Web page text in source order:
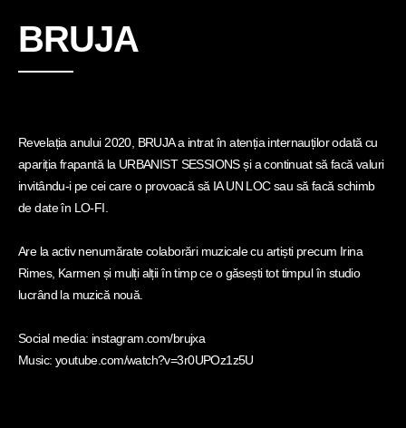
BRUJA
Revelația anului 2020, BRUJA a intrat în atenția internauților odată cu
apariția frapantă la URBANIST SESSIONS și a continuat să facă valuri
invitându-i pe cei care o provoacă să IA UN LOC sau să facă schimb
de date în LO-FI.
Are la activ nenumărate colaborări muzicale cu artiști precum Irina
Rimes, Karmen și mulți alții în timp ce o găsești tot timpul în studio
lucrând la muzică nouă.
Social media: instagram.com/brujxa
Music: youtube.com/watch?v=3r0UPOz1z5U